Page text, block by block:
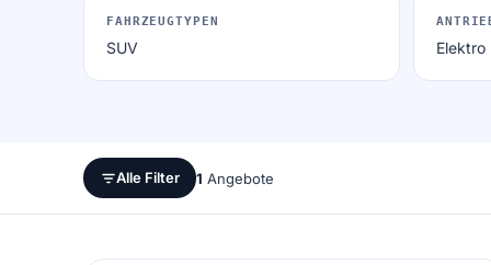
FAHRZEUGTYPEN
SUV Elektro
Alle Filter 1 Angebote